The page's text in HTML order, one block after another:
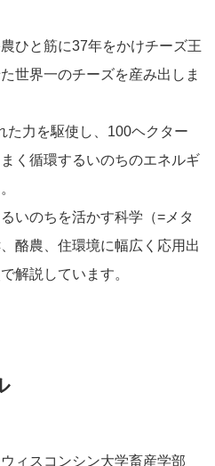
ひと筋に37年をかけチーズ王
世界一のチーズを産み出しま
た力を駆使し、100ヘクター
く循環するいのちのエネルギ
いのちを活かす科学（=メタ
酪農、住環境に幅広く応用出
解説しています。
ィスコンシン大学畜産学部